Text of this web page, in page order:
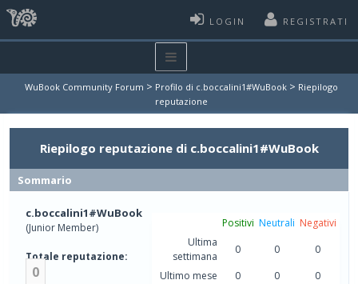
LOGIN REGISTRATI
WuBook Community Forum > Profilo di c.boccalini1#WuBook > Riepilogo
reputazione
Riepilogo reputazione di c.boccalini1#WuBook
Sommario
c.boccalini1#WuBook
(Junior Member)
Totale reputazione:
0
Positivi Neutrali Negativi
Ultima
settimana
0 0
0
Ultimo mese
0 0
0